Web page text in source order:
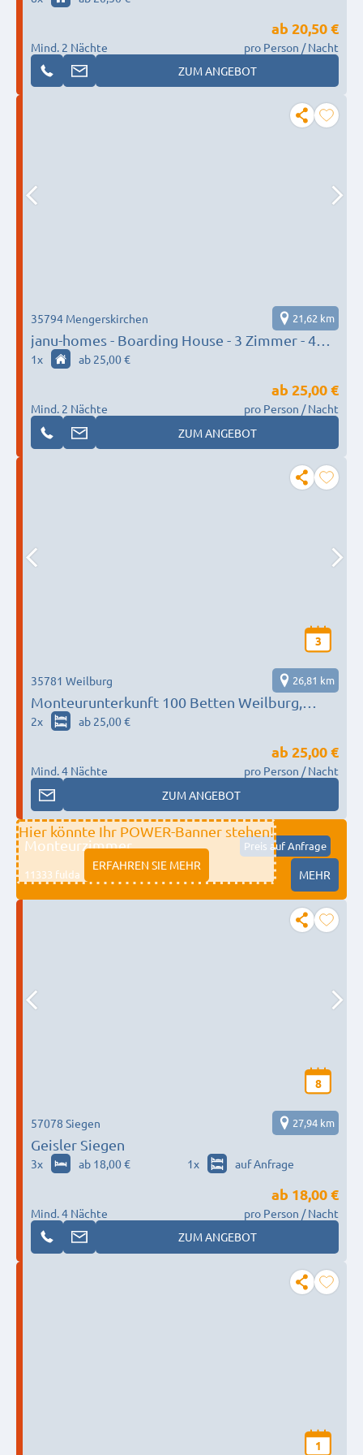
Mind. 2 Nächte
ab 20,50 €
pro Person / Nacht
ZUM ANGEBOT
janu-homes - Boarding House - 3 Zimmer - 4
Betten, Waldblick vom Kirchplatz und 1
35794 Mengerskirchen 21,62 km
1x ab 25,00 €
Mind. 2 Nächte
ab 25,00 €
pro Person / Nacht
ZUM ANGEBOT
3
Monteurunterkunft 100 Betten Weilburg,
Limburg, Bad Schwalbach, Hadamar, Elbtal
35781 Weilburg 26,81 km
2x ab 25,00 €
Mind. 4 Nächte
ab 25,00 €
pro Person / Nacht
ZUM ANGEBOT
Hier könnte Ihr POWER-Banner stehen!
ERFAHREN SIE MEHR
Monteurzimmer Preis auf Anfrage
11333 fulda MEHR
8
Geisler Siegen
57078 Siegen 27,94 km
3x ab 18,00 € 1x auf Anfrage
Mind. 4 Nächte
ab 18,00 €
pro Person / Nacht
ZUM ANGEBOT
1